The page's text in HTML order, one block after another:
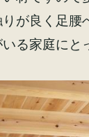
が良く足腰
る家庭にと